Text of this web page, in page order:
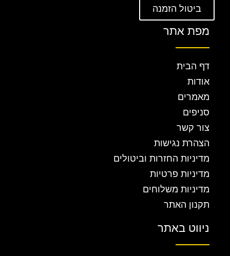
ביטול הזמנה
מפת אתר
דף הבית
אודות
מאמרים
סניפים
צור קשר
הצהרת נגישות
מדיניות החזרות וביטולים
מדיניות פרטיות
מדיניות משלוחים
תקנון האתר
ניווט באתר